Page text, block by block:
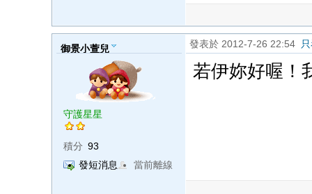
御景小萱兒
守護星星
積分 93
發短消息
當前離線
發表於 2012-7-26 22:54
若伊妳好喔！